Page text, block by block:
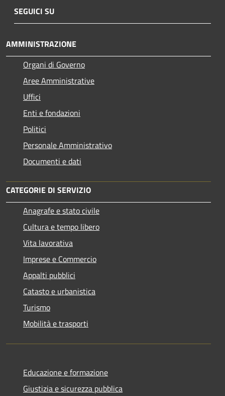
SEGUICI SU
AMMINISTRAZIONE
Organi di Governo
Aree Amministrative
Uffici
Enti e fondazioni
Politici
Personale Amministrativo
Documenti e dati
CATEGORIE DI SERVIZIO
Anagrafe e stato civile
Cultura e tempo libero
Vita lavorativa
Imprese e Commercio
Appalti pubblici
Catasto e urbanistica
Turismo
Mobilità e trasporti
Educazione e formazione
Giustizia e sicurezza pubblica